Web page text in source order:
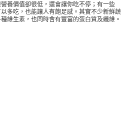
養價值卻很低，還會讓你吃不停；有一些
多吃，也能讓人有飽足感。其實不少新鮮蔬
維生素，也同時含有豐富的蛋白質及纖維。